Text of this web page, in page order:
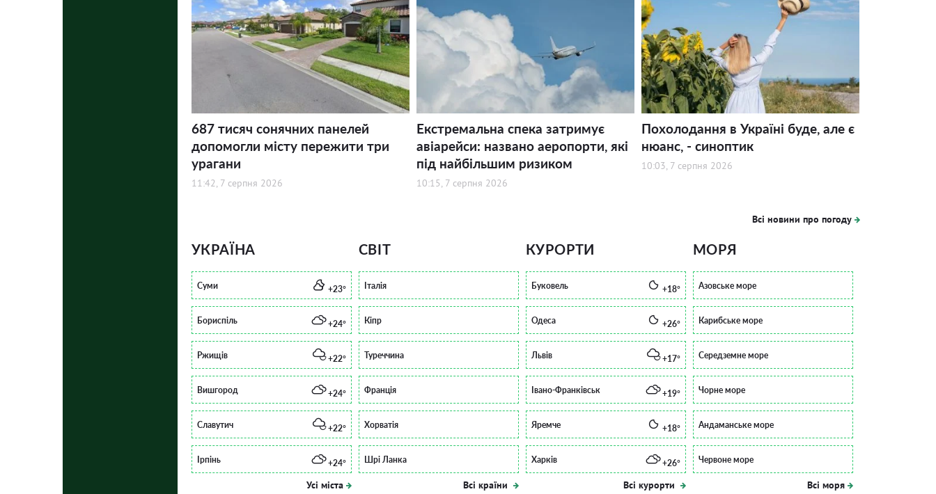
687 тисяч сонячних панелей
допомогли місту пережити три
урагани
11:42, 7 серпня 2026
Екстремальна спека затримує
авіарейси: названо аеропорти, які
під найбільшим ризиком
10:15, 7 серпня 2026
Похолодання в Україні буде, але є
нюанс, - синоптик
10:03, 7 серпня 2026
Всі новини про погоду
УКРАЇНА
Суми +23°
Бориспіль +24°
Ржищів +22°
Вишгород +24°
Славутич +22°
Ірпінь +24°
Усі міста
СВІТ
Італія
Кіпр
Туреччина
Франція
Хорватія
Шрі Ланка
Всі країни
КУРОРТИ
Буковель +18°
Одеса +26°
Львів +17°
Івано-Франківськ +19°
Яремче +18°
Харків +26°
Всі курорти
МОРЯ
Азовське море
Карибське море
Середземне море
Чорне море
Андаманське море
Червоне море
Всі моря